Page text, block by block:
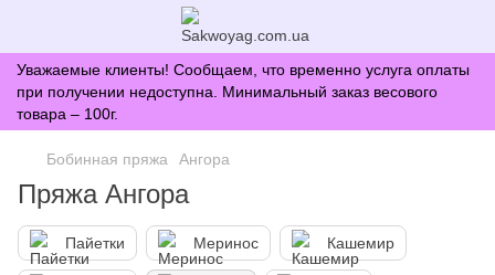
Уважаемые клиенты! Сообщаем, что временно услуга оплаты
при получении недоступна. Минимальный заказ весового
товара – 100г.
Бобинная пряжа Ангора
Пряжа Ангора
Пайетки Меринос Кашемир